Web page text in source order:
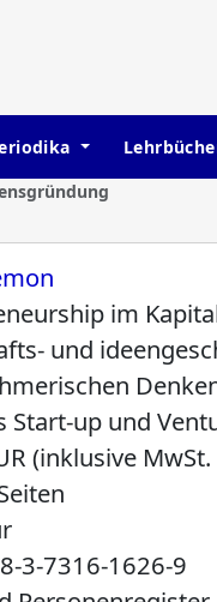
im
und
Start-up und
(inklusive
3-7316-1626-9